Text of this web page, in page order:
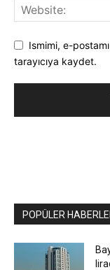
Ismimi, e-
tarayıcıya kaydet.
POPÜLER